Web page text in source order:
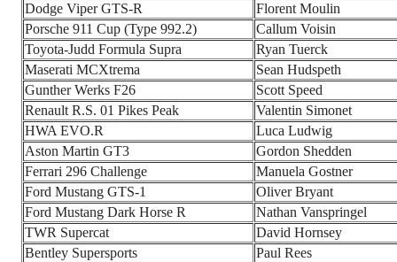
Dodge Viper GTS-R
Florent Moulin
Porsche 911 Cup (Type 992.2)
Callum Voisin
Toyota-Judd Formula Supra
Ryan Tuerck
Maserati MCXtrema
Sean Hudspeth
Gunther Werks F26
Scott Speed
Renault R.S. 01 Pikes Peak
Valentin Simonet
HWA EVO.R
Luca Ludwig
Aston Martin GT3
Gordon Shedden
Ferrari 296 Challenge
Manuela Gostner
Ford Mustang GTS-1
Oliver Bryant
Ford Mustang Dark Horse R
Nathan Vanspringel
TWR Supercat
David Hornsey
Bentley Supersports
Paul Rees